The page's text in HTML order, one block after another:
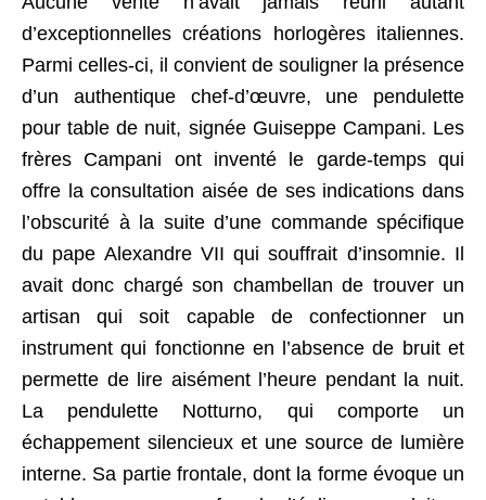
d’exceptionnelles créations horlogères italiennes.
Parmi celles-ci, il convient de souligner la présence
d’un authentique chef-d’œuvre, une pendulette
pour table de nuit, signée Guiseppe Campani. Les
frères Campani ont inventé le garde-temps qui
offre la consultation aisée de ses indications dans
l’obscurité à la suite d’une commande spécifique
du pape Alexandre VII qui souffrait d’insomnie. Il
avait donc chargé son chambellan de trouver un
artisan qui soit capable de confectionner un
instrument qui fonctionne en l’absence de bruit et
permette de lire aisément l’heure pendant la nuit.
La pendulette Notturno, qui comporte un
échappement silencieux et une source de lumière
interne. Sa partie frontale, dont la forme évoque un